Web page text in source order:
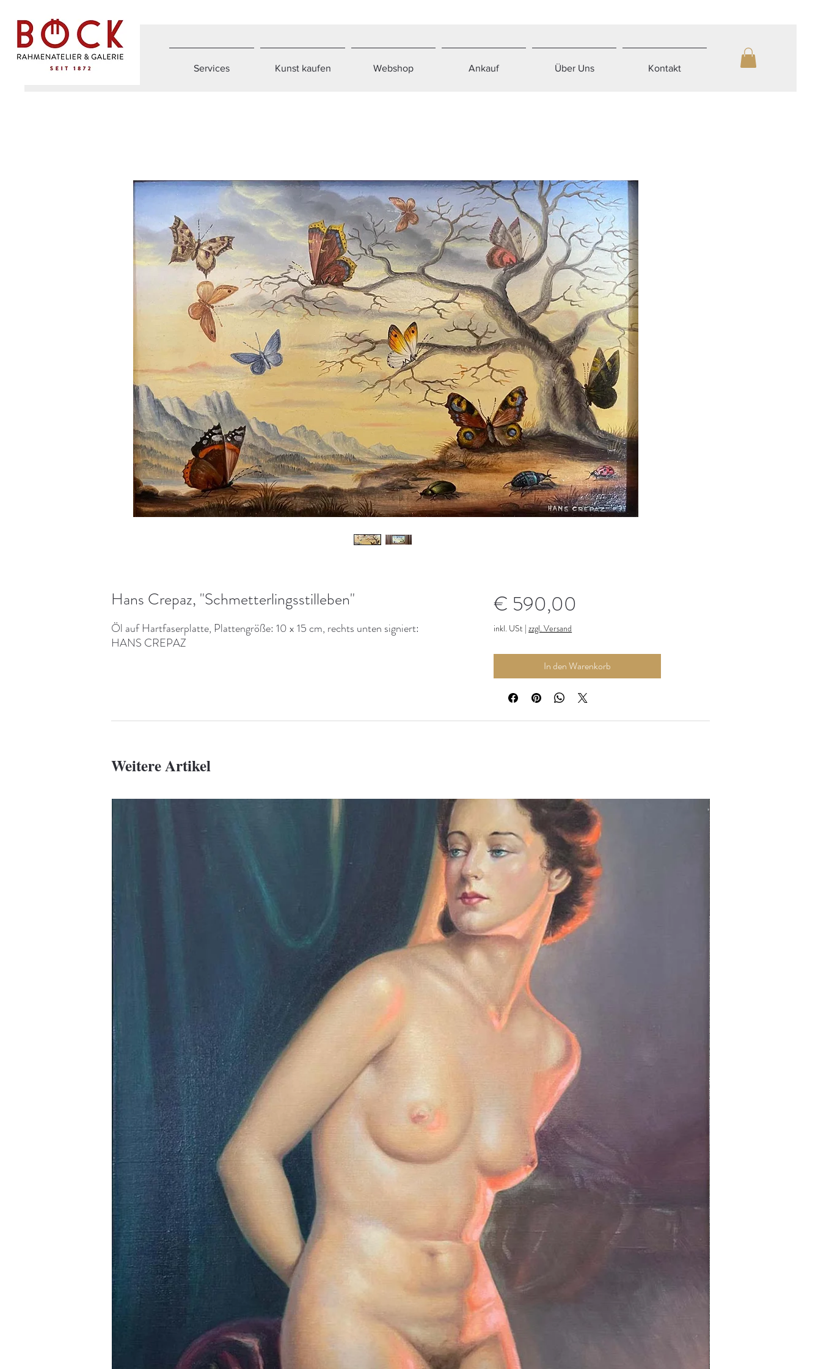
Services Kunst kaufen Webshop Ankauf Über Uns Kontakt
Hans Crepaz, "Schmetterlingsstilleben"
Öl auf Hartfaserplatte, Plattengröße: 10 x 15 cm, rechts unten signiert:
HANS CREPAZ
€ 590,00
inkl. USt |zzgl. Versand
In den Warenkorb
Weitere Artikel